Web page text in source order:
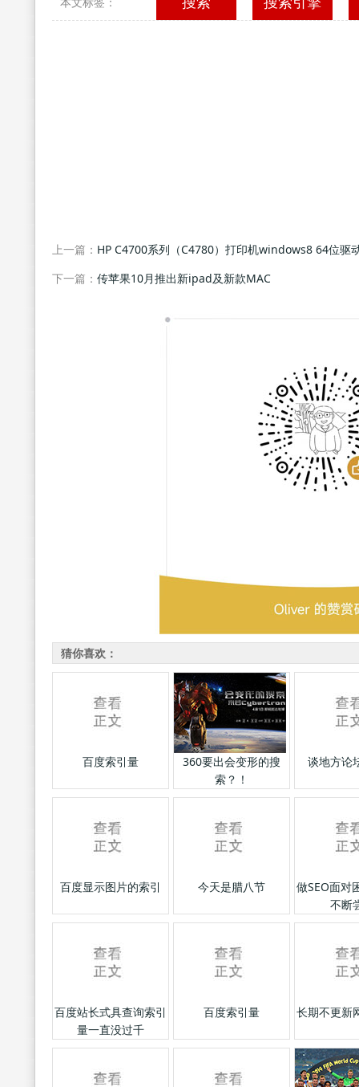
上一篇： HP C4700系列（C4780）打印机windows8 64位驱
下一篇： 传苹果10月推出新ipad及新款MAC
猜你喜欢：
百度索引量
360要出会变形的搜
索？！
谈地方论
百度显示图片的索引 今天是腊八节
做SEO面对
不断
百度站长式具查询索引
量一直没过千
百度索引量 长期不更新